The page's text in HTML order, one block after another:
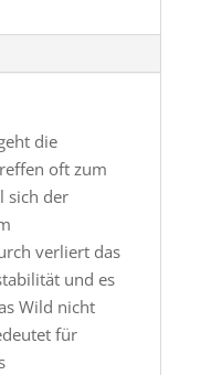
die
oft zum
sich der
verliert das
und es
Wild nicht
für